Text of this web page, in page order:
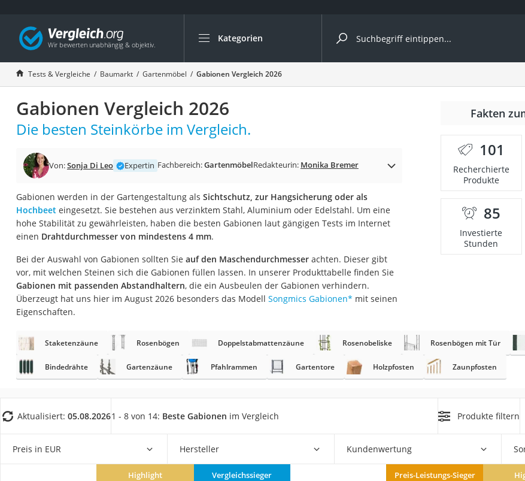
Kategorien
Die beliebtesten Vergleiche nach Kategorie
Baumarkt
Tresor feuerfest
Makita-Akku-Rasenmäher
Kappsäge
Smartes Türschloss
Akku-Rasentrimmer
Split-Klimaanlage 2 Innengeräte
Pelletofen
Bohrmaschine
Tiefbrunnenpumpe
Fliesenschneider
Hochdruckreiniger
Benzinrasenmäher mit Elektrostart
Akku-Laubsauger
Multimeter
Gasdurchlauferhitzer
Service
Tests & Vergleiche Baumarkt Gartenmöbel Gabionen Vergleich 2026
Gabionen Vergleich 2026
Die besten Steinkörbe im Vergleich.
Von:Sonja Di Leo Expertin Fachbereich:GartenmöbelRedakteurin: Monika Bremer
Gabionen werden in der Gartengestaltung als Sichtschutz, zur Hangsicherung oder als
Hochbeeteingesetzt. Sie bestehen aus verzinktem Stahl, Aluminium oder Edelstahl. Um eine
hohe Stabilität zu gewährleisten, haben die besten Gabionen laut gängigen Tests im Internet
einen Drahtdurchmesser von mindestens 4 mm.
Bei der Auswahl von Gabionen sollten Sie auf den Maschendurchmesserachten. Dieser gibt
vor, mit welchen Steinen sich die Gabionen füllen lassen. In unserer Produkttabelle finden Sie
Gabionen mit passenden Abstandhaltern, die ein Ausbeulen der Gabionen verhindern.
Überzeugt hat uns hier im August 2026 besonders das Modell Songmics Gabionen* mit seinen
Eigenschaften.
Fakten
101
Recherchierte
Produkte
85
Investierte
Stunden
Staketenzäune Rosenbögen Doppelstabmattenzäune Rosenobeliske Rosenbögen mit Tür
Bindedrähte Gartenzäune Pfahlrammen Gartentore Holzpfosten Zaunpfosten
Aktualisiert: 05.08.20261 - 8 von 14: Beste Gabionen im Vergleich Produkte filtern
Preis in EUR Hersteller Kundenwertung
Highlight Vergleichssieger Preis-Leistungs-Sieger